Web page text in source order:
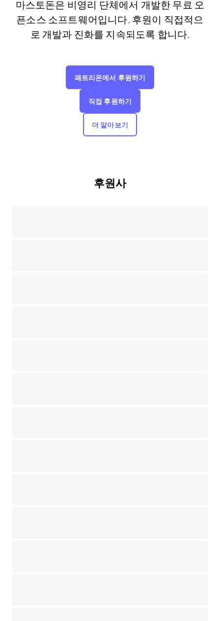
마스토돈은 비영리 단체에서 개발한 무료 오
픈소스 소프트웨어입니다. 후원이 직접적으
로 개발과 진화를 지속되도록 합니다.
패트리온에서 후원하기
직접 후원하기
더 알아보기
후원사